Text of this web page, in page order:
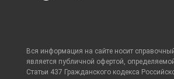
Вся информация на сайте носит
является публичной офертой,
Статьи 437 Гражданского кодекса